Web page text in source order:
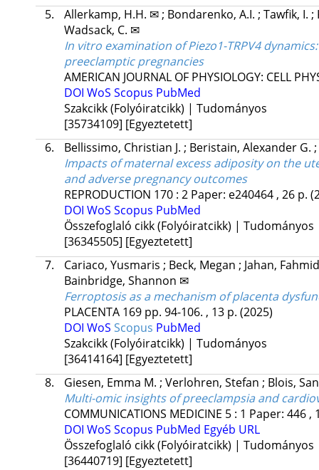
5.
Allerkamp, H.H. ✉; Bondarenko, A.I. ; Tawfik, I. ;
Wadsack, C. ✉
In vitro examination of Piezo1-TRPV4
preeclamptic pregnancies
AMERICAN JOURNAL OF PHYSIOLOGY: CELL
DOI WoS Scopus PubMed
Szakcikk (Folyóiratcikk) | Tudományos
[35734109] [Egyeztetett]
6.
Bellissimo, Christian J. ; Beristain, Alexander G. ;
Impacts of maternal excess adiposity on the
and adverse pregnancy outcomes
REPRODUCTION 170: 2 Paper: e240464 , 26 p.
DOI WoS Scopus PubMed
Összefoglaló cikk (Folyóiratcikk) | Tudományos
[36345505] [Egyeztetett]
7.
Cariaco, Yusmaris ; Beck, Megan ; Jahan,
Bainbridge, Shannon ✉
Ferroptosis as a mechanism of placenta
PLACENTA 169 pp. 94-106. , 13 p. (2025)
DOI WoS Scopus PubMed
Szakcikk (Folyóiratcikk) | Tudományos
[36414164] [Egyeztetett]
8.
Giesen, Emma M. ; Verlohren, Stefan ; Blois,
Multi-omic insights of preeclampsia and
COMMUNICATIONS MEDICINE 5: 1 Paper: 446 ,
DOI WoS Scopus PubMed Egyéb URL
Összefoglaló cikk (Folyóiratcikk) | Tudományos
[36440719] [Egyeztetett]